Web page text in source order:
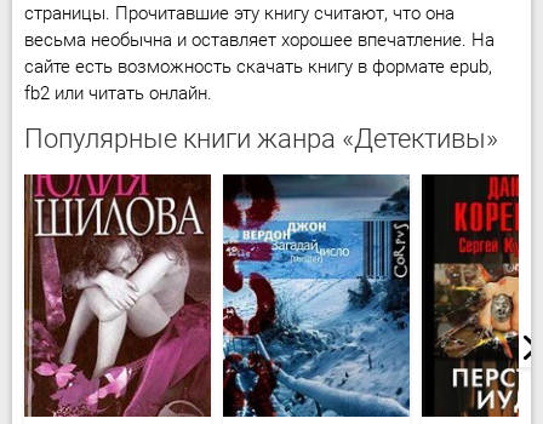
страницы. Прочитавшие эту книгу считают, что она
весьма необычна и оставляет хорошее впечатление. На
сайте есть возможность скачать книгу в формате epub,
fb2 или читать онлайн.
Популярные книги жанра «Детективы»